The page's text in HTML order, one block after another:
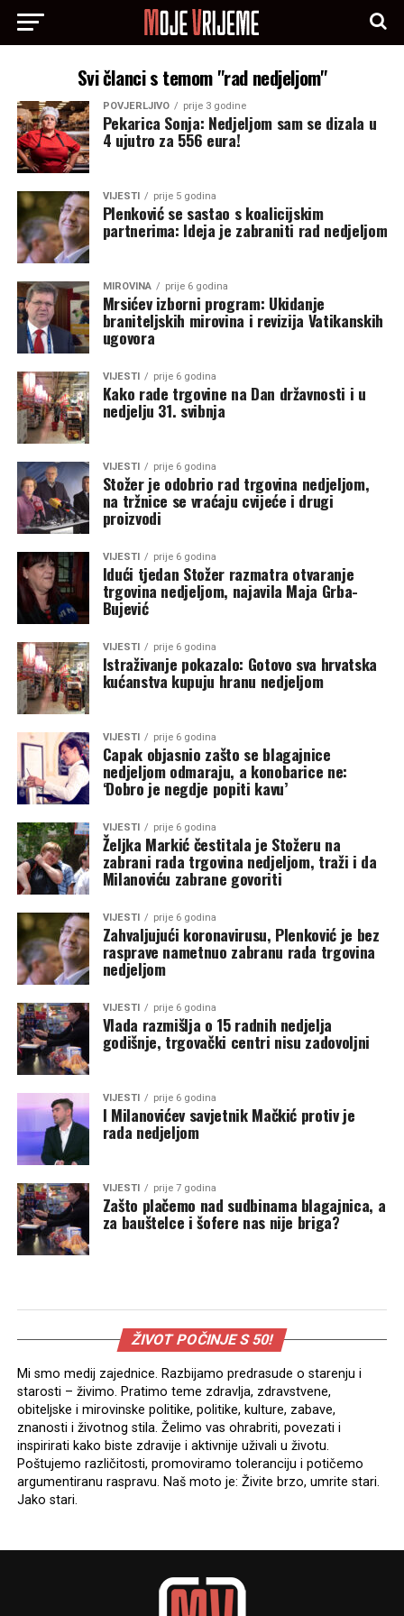
Svi članci s temom "rad nedjeljom"
POVJERLJIVO prije 3 godine
Pekarica Sonja: Nedjeljom sam se dizala u
4 ujutro za 556 eura!
VIJESTI prije 5 godina
Plenković se sastao s koalicijskim
partnerima: Ideja je zabraniti rad nedjeljom
MIROVINA prije 6 godina
Mrsićev izborni program: Ukidanje
braniteljskih mirovina i revizija Vatikanskih
ugovora
VIJESTI prije 6 godina
Kako rade trgovine na Dan državnosti i u
nedjelju 31. svibnja
VIJESTI prije 6 godina
Stožer je odobrio rad trgovina nedjeljom,
na tržnice se vraćaju cvijeće i drugi
proizvodi
VIJESTI prije 6 godina
Idući tjedan Stožer razmatra otvaranje
trgovina nedjeljom, najavila Maja Grba-
Bujević
VIJESTI prije 6 godina
Istraživanje pokazalo: Gotovo sva hrvatska
kućanstva kupuju hranu nedjeljom
VIJESTI prije 6 godina
Capak objasnio zašto se blagajnice
nedjeljom odmaraju, a konobarice ne:
‘Dobro je negdje popiti kavu’
VIJESTI prije 6 godina
Željka Markić čestitala je Stožeru na
zabrani rada trgovina nedjeljom, traži i da
Milanoviću zabrane govoriti
VIJESTI prije 6 godina
Zahvaljujući koronavirusu, Plenković je bez
rasprave nametnuo zabranu rada trgovina
nedjeljom
VIJESTI prije 6 godina
Vlada razmišlja o 15 radnih nedjelja
godišnje, trgovački centri nisu zadovoljni
VIJESTI prije 6 godina
I Milanovićev savjetnik Mačkić protiv je
rada nedjeljom
VIJESTI prije 7 godina
Zašto plačemo nad sudbinama blagajnica, a
za bauštelce i šofere nas nije briga?
ŽIVOT POČINJE S 50!
Mi smo medij zajednice. Razbijamo predrasude o starenju i
starosti – živimo. Pratimo teme zdravlja, zdravstvene,
obiteljske i mirovinske politike, politike, kulture, zabave,
znanosti i životnog stila. Želimo vas ohrabriti, povezati i
inspirirati kako biste zdravije i aktivnije uživali u životu.
Poštujemo različitosti, promoviramo toleranciju i potičemo
argumentiranu raspravu. Naš moto je: Živite brzo, umrite stari.
Jako stari.